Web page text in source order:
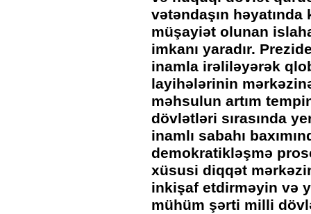
vətəndaşın
müşayiət olunan
imkanı yaradır.
inamla irəliləyərək
layihələrinin
məhsulun artım
dövlətləri sırasında
inamlı sabahı
demokratikləşmə
xüsusi diqqət
inkişaf etdirməyin və
mühüm şərti milli